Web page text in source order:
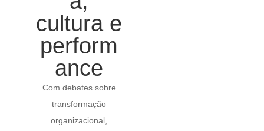
cultura e
perform
ance
Com debates sobre
transformação
organizacional,